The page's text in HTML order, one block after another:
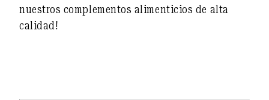
nuestros complementos alimenticios de alta
calidad!